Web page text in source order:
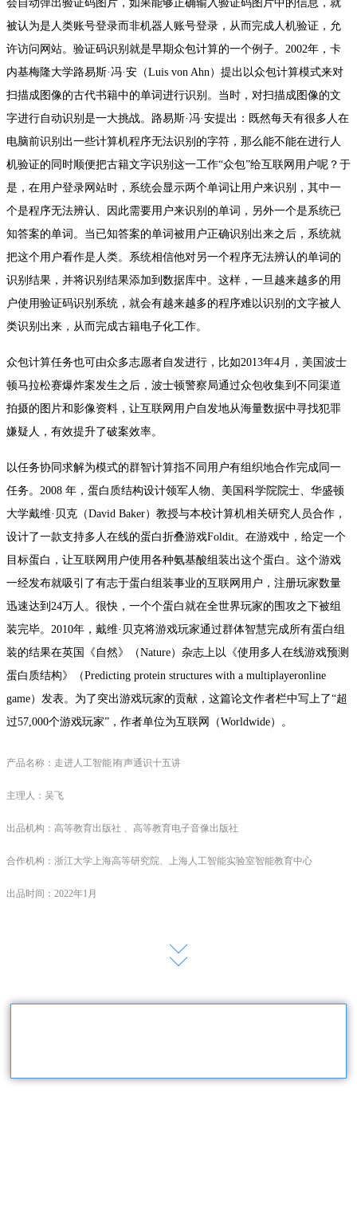
会自动弹出验证码图片，如果能够正确输入验证码图片中的信息，就
被认为是人类账号登录而非机器人账号登录，从而完成人机验证，允
许访问网站。验证码识别就是早期众包计算的一个例子。2002年，卡
内基梅隆大学路易斯·冯·安（Luis von Ahn）提出以众包计算模式来对
扫描成图像的古代书籍中的单词进行识别。当时，对扫描成图像的文
字进行自动识别是一大挑战。路易斯·冯·安提出：既然每天有很多人在
电脑前识别出一些计算机程序无法识别的字符，那么能不能在进行人
机验证的同时顺便把古籍文字识别这一工作“众包”给互联网用户呢？于
是，在用户登录网站时，系统会显示两个单词让用户来识别，其中一
个是程序无法辨认、因此需要用户来识别的单词，另外一个是系统已
知答案的单词。当已知答案的单词被用户正确识别出来之后，系统就
把这个用户看作是人类。系统相信他对另一个程序无法辨认的单词的
识别结果，并将识别结果添加到数据库中。这样，一旦越来越多的用
户使用验证码识别系统，就会有越来越多的程序难以识别的文字被人
类识别出来，从而完成古籍电子化工作。
众包计算任务也可由众多志愿者自发进行，比如2013年4月，美国波士
顿马拉松赛爆炸案发生之后，波士顿警察局通过众包收集到不同渠道
拍摄的图片和影像资料，让互联网用户自发地从海量数据中寻找犯罪
嫌疑人，有效提升了破案效率。
以任务协同求解为模式的群智计算指不同用户有组织地合作完成同一
任务。2008 年，蛋白质结构设计领军人物、美国科学院院士、华盛顿
大学戴维·贝克（David Baker）教授与本校计算机相关研究人员合作，
设计了一款支持多人在线的蛋白折叠游戏Foldit。在游戏中，给定一个
目标蛋白，让互联网用户使用各种氨基酸组装出这个蛋白。这个游戏
一经发布就吸引了有志于蛋白组装事业的互联网用户，注册玩家数量
迅速达到24万人。很快，一个个蛋白就在全世界玩家的围攻之下被组
装完毕。2010年，戴维·贝克将游戏玩家通过群体智慧完成所有蛋白组
装的结果在英国《自然》（Nature）杂志上以《使用多人在线游戏预测
蛋白质结构》（Predicting protein structures with a multiplayeronline
game）发表。为了突出游戏玩家的贡献，这篇论文作者栏中写上了“超
过57,000个游戏玩家”，作者单位为互联网（Worldwide）。
产品名称：走进人工智能∣有声通识十五讲
主理人：吴飞
出品机构：高等教育出版社 、 高等教育电子音像出版社
合作机构：浙江大学上海高等研究院、 上海人工智能实验室智能教育中心
出品时间：2022年1月